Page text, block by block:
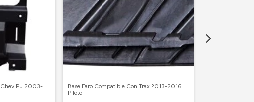
Chev Pu 2003-
Base Faro Compatible Con Trax 2013-2016
Piloto